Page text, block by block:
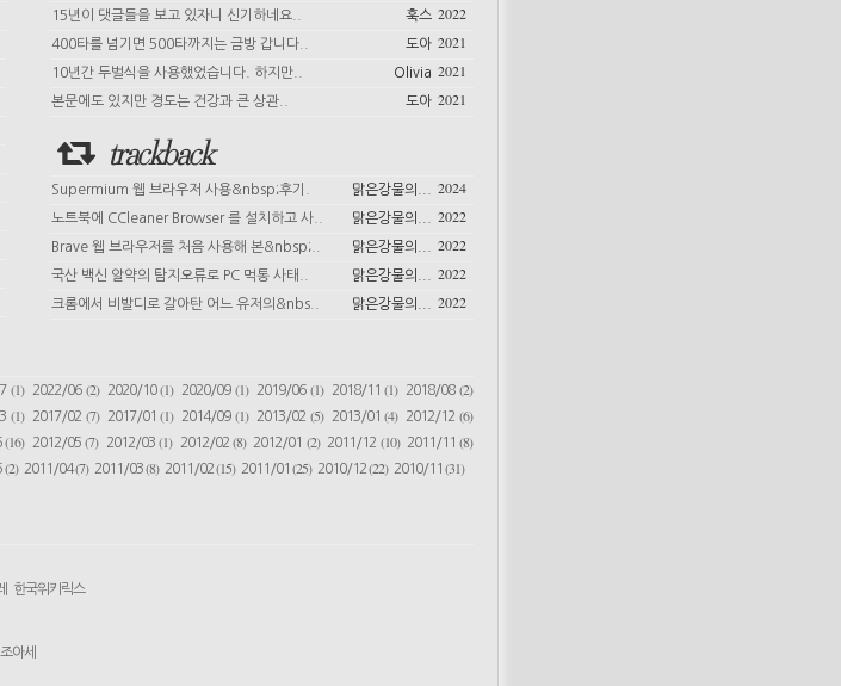
15년이 댓글들을 보고 있자니 신기하네요..
2022
훅스
400타를 넘기면 500타까지는 금방 갑니다..
2021
도아
10년간 두벌식을 사용했었습니다. 하지만..
2021
Olivia
본문에도 있지만 경도는 건강과 큰 상관..
2021
도아
trackback
Supermium 웹 브라우저 사용&nbsp;후기. 2024
맑은강물의...
노트북에 CCleaner Browser 를 설치하고 사..
2022
맑은강물의...
Brave 웹 브라우저를 처음 사용해 본&nbsp;..
2022
맑은강물의...
국산 백신 알약의 탐지오류로 PC 먹통 사태..
2022
맑은강물의...
크롬에서 비발디로 갈아탄 어느 유저의&nbs..
2022
맑은강물의...
(1) 2022/06 (2) 2020/10(1) 2020/09(1) 2019/06 (1) 2018/11(1) 2018/08(2)
(1) 2017/02 (7) 2017/01(1) 2014/09(1) 2013/02 (5) 2013/01(4) 2012/12(6)
(16) 2012/05(7) 2012/03(1) 2012/02 (8) 2012/01 (2) 2011/12 (10) 2011/11(8)
(2) 2011/04(7) 2011/03(8) 2011/02(15) 2011/01 (25) 2010/12(22) 2010/11 (31)
한국위키릭스
조아세